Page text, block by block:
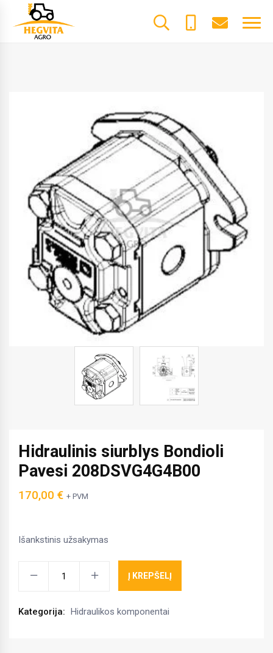
Hidraulinis siurblys Bondioli
Pavesi 208DSVG4G4B00
170,00 € + PVM
Išankstinis užsakymas
Pavesi
Į KREPŠELĮ
Kategorija: Hidraulikos komponentai